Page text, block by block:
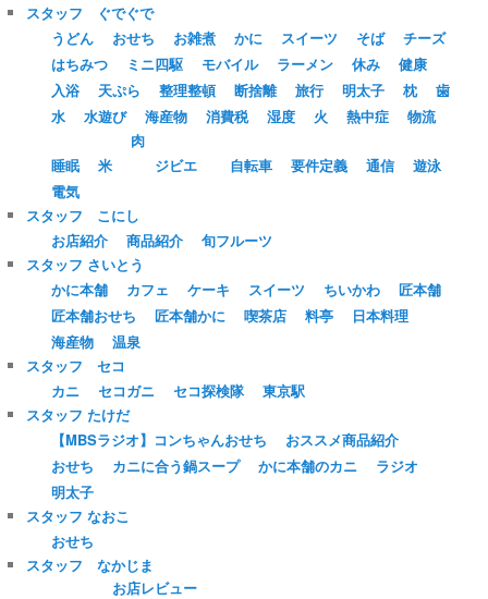
スタッフ ぐでぐで
うどん
おせち お雑煮 かに スイーツ そば
チーズ
はちみつ
ミニ四駆 モバイル ラーメン 休み
健康
入浴
天ぷら 整理整頓 断捨離 旅行 明太子 枕
歯
水
水遊び 海産物 消費税 湿度 火 熱中症 物流
睡眠 米
肉
ジビエ
自転車 要件定義 通信
遊泳
電気
スタッフ こにし
お店紹介
商品紹介
旬フルーツ
スタッフ さいとう
かに本舗
カフェ ケーキ スイーツ ちいかわ
匠本舗
匠本舗おせち
匠本舗かに 喫茶店 料亭
日本料理
海産物
温泉
スタッフ セコ
カニ
セコガニ セコ探検隊
東京駅
スタッフ たけだ
【MBSラジオ】コンちゃんおせち
おススメ商品紹介
おせち
カニに合う鍋スープ かに本舗のカニ
ラジオ
明太子
スタッフ なおこ
おせち
スタッフ なかじま
お店レビュー